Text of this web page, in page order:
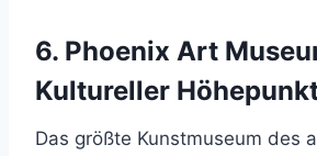
6. Phoenix Art
Kultureller
Das größte Kunstmuseum des